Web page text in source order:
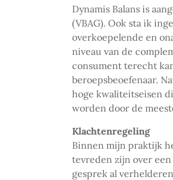
Dynamis Balans is
(VBAG). Ook sta ik
overkoepelende en
niveau van de
consument terecht
beroepsbeoefenaar.
hoge kwaliteitseisen
worden door de
Klachtenregeling
Binnen mijn praktijk
tevreden zijn over een
gesprek al